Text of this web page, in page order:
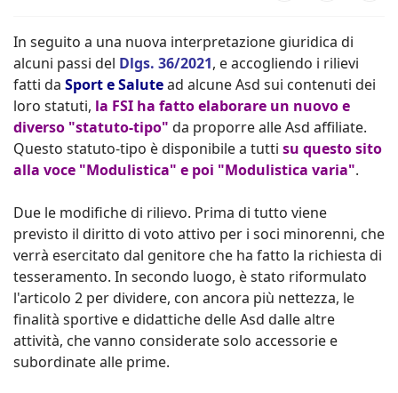
In seguito a una nuova interpretazione giuridica di
alcuni passi del Dlgs. 36/2021, e accogliendo i rilievi
fatti da Sport e Salutead alcune Asd sui contenuti dei
loro statuti, la FSI ha fatto elaborare un nuovo e
diverso "statuto-tipo" da proporre alle Asd affiliate.
Questo statuto-tipo è disponibile a tutti su questo sito
alla voce "Modulistica" e poi "Modulistica varia".
Due le modifiche di rilievo. Prima di tutto viene
previsto il diritto di voto attivo per i soci minorenni, che
verrà esercitato dal genitore che ha fatto la richiesta di
tesseramento. In secondo luogo, è stato riformulato
l'articolo 2 per dividere, con ancora più nettezza, le
finalità sportive e didattiche delle Asd dalle altre
attività, che vanno considerate solo accessorie e
subordinate alle prime.